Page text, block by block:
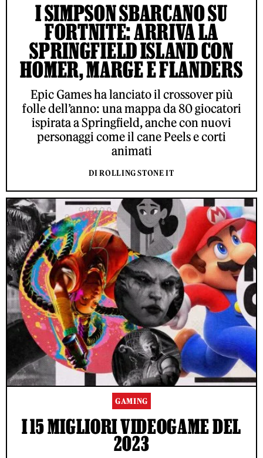
I SIMPSON SBARCANO SU
FORTNITE: ARRIVA LA
SPRINGFIELD ISLAND CON
HOMER, MARGE E FLANDERS
Epic Games ha lanciato il crossover più
folle dell’anno: una mappa da 80 giocatori
ispirata a Springfield, anche con nuovi
personaggi come il cane Peels e corti
animati
DI ROLLING STONE IT
GAMING
I 15 MIGLIORI VIDEOGAME DEL
2023